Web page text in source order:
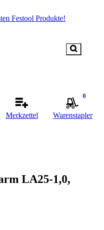
Festool Produkte!
Merkzettel
0
Warenstapler
LA25-1,0,